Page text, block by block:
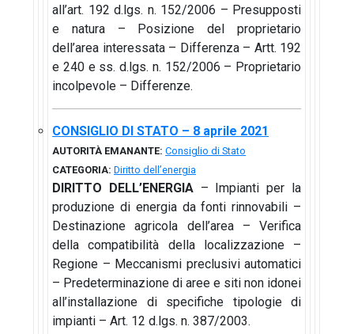
all’art. 192 d.lgs. n. 152/2006 – Presupposti
e natura – Posizione del proprietario
dell’area interessata – Differenza – Artt. 192
e 240 e ss. d.lgs. n. 152/2006 – Proprietario
incolpevole – Differenze.
CONSIGLIO DI STATO – 8 aprile 2021
AUTORITÀ EMANANTE: Consiglio di Stato
CATEGORIA: Diritto dell’energia
DIRITTO DELL’ENERGIA– Impianti per la
produzione di energia da fonti rinnovabili –
Destinazione agricola dell’area – Verifica
della compatibilità della localizzazione –
Regione – Meccanismi preclusivi automatici
– Predeterminazione di aree e siti non idonei
all’installazione di specifiche tipologie di
impianti – Art. 12 d.lgs. n. 387/2003.